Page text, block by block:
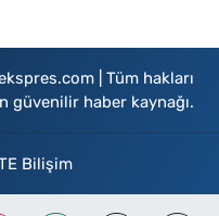
| Tüm hakları
güvenilir haber kaynağı.
Bilişim